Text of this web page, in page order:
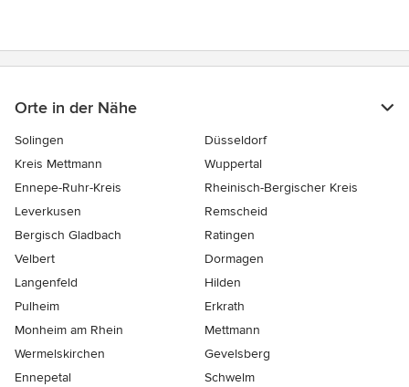
Orte in der Nähe
Solingen
Düsseldorf
Kreis Mettmann
Wuppertal
Ennepe-Ruhr-Kreis
Rheinisch-Bergischer Kreis
Leverkusen
Remscheid
Bergisch Gladbach
Ratingen
Velbert
Dormagen
Langenfeld
Hilden
Pulheim
Erkrath
Monheim am Rhein
Mettmann
Wermelskirchen
Gevelsberg
Ennepetal
Schwelm